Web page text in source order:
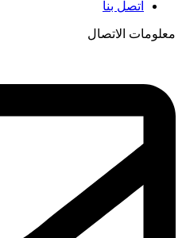
اتصل بنا
معلومات الاتصال